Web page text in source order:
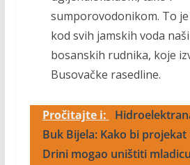
sumporovodonikom. To
kod svih jamskih voda
bosanskih rudnika, koje
Busovačke rasedline.
Pročitajte i:
Buk Bijela: Kako bi projekat
Drini mogao uništiti